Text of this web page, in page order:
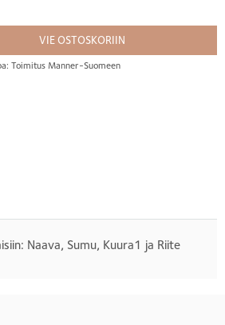
VIE OSTOSKORIIN
Toimitus Manner-Suomeen
Naava, Sumu, Kuura1 ja Riite